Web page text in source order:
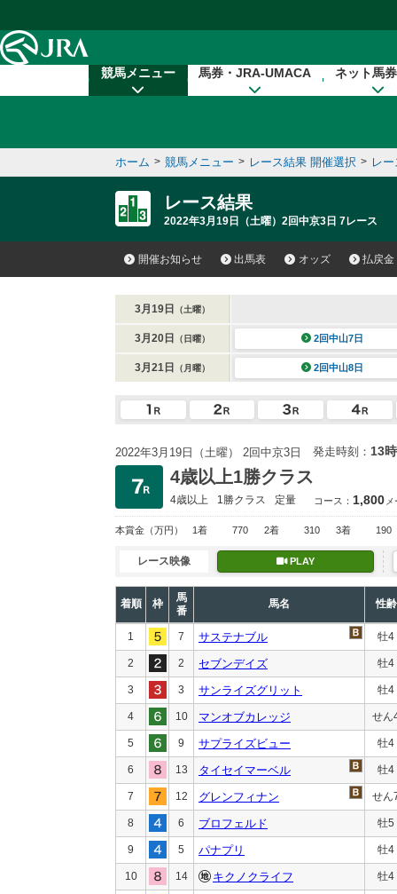
競馬メニュー 馬券・JRA-UMACA ネット馬
ホーム > 競馬メニュー > レース結果 開催選択 > レ
レース結果
2022年3月19日（土曜）2回中京3日 7レース
開催お知らせ 出馬表 オッズ 払戻金
3月19日 （土曜）
3月20日 （日曜） 2回中山7日
3月21日 （月曜） 2回中山8日
2022年3月19日（土曜） 2回中京3日 発走時刻： 13
4歳以上1勝クラス
4歳以上 1勝クラス 定量 コース： 1,800
本賞金 （万円） 1着 770 2着 310 3着 190
レース映像 PLAY
着順 枠
馬
番
馬名 性齢
1 7 サステナブル 牡4
2 2 セブンデイズ 牡4
3 3 サンライズグリット 牡4
4 10 マンオブカレッジ せん
5 9 サプライズビュー 牡4
6 13 タイセイマーベル 牡4
7 12 グレンフィナン せん
8 6 ブロフェルド 牡5
9 5 パナプリ 牡4
10 14 キクノクライフ 牡4